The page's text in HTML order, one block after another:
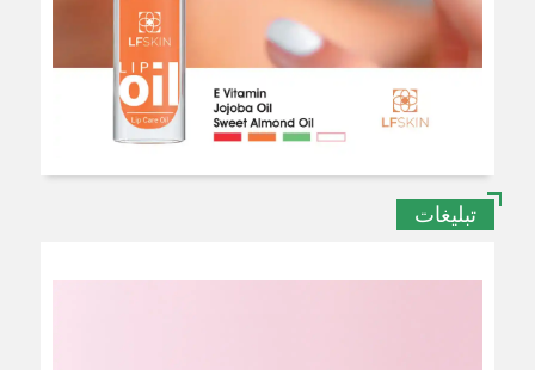
تبلیغات